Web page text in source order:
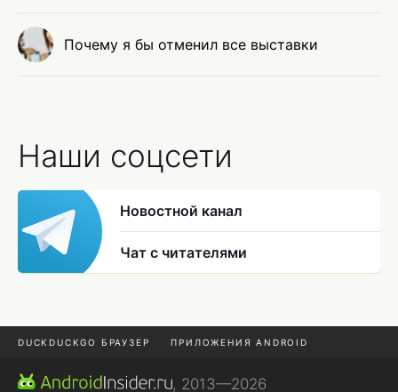
Почему я бы отменил все выставки
Наши соцсети
Новостной канал
Чат с читателями
DUCKDUCKGO БРАУЗЕР ПРИЛОЖЕНИЯ ANDROID
CHROME БРАУЗЕР
, 2013—2026